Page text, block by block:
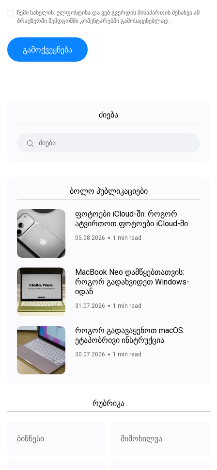
ჩემი სახელის. ელფოსტისა და ვებ-გვერდის მისამართის შენახვა ამ
ბრაუზერში შემდგომში კომენტარებში გამოსაყენებლად.
ძიება
ბოლო პუბლიკაციები
ფოტოები iCloud-ში: როგორ
ატვირთოთ ფოტოები iCloud-ში
05.08.2026 1 min read
MacBook Neo დამწყებთათვის:
როგორ გადახვიდეთ Windows-
იდან
31.07.2026 1 min read
როგორ გადავაყენოთ macOS:
ეტაპობრივი ინსტრუქცია
30.07.2026 1 min read
რუბრიკა
ბიზნესი მიმოხილვა